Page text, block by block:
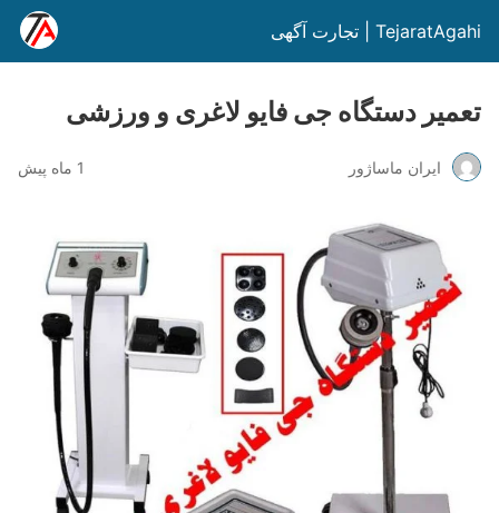
TejaratAgahi | تجارت آگهی
تعمیر دستگاه جی فایو لاغری و ورزشی
ایران ماساژور 1 ماه پیش